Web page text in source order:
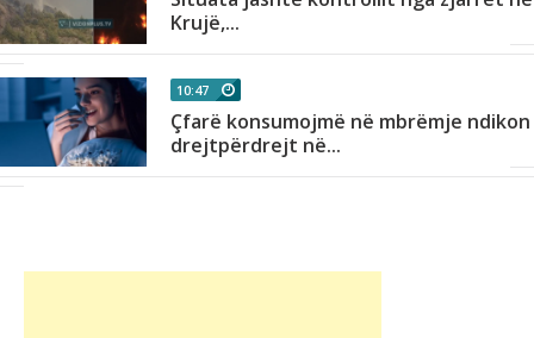
Krujë,...
10:47
Çfarë konsumojmë në mbrëmje ndikon
drejtpërdrejt në...